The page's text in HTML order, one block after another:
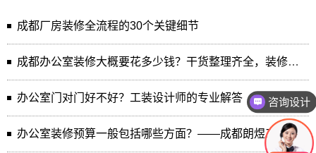
成都厂房装修全流程的30个关键细节
成都办公室装修大概要花多少钱？干货整理齐全，装修小白直接照搬
办公室门对门好不好？工装设计师的专业解答
办公室装修预算一般包括哪些方面？——成都朗煜工装公司专业解读
咨询设计